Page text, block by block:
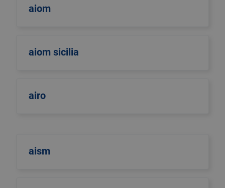
aiom
aiom sicilia
airo
aism